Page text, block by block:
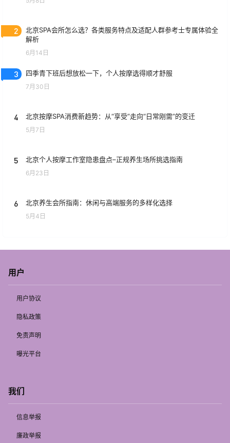
2
北京SPA会所怎么选？各类服务特点及适配人群参考士专属体验全
解析
6月14日
3 四季青下班后想放松一下，个人按摩选得顺才舒服
7月30日
4 北京按摩SPA消费新趋势：从“享受”走向“日常刚需”的变迁
5月7日
5 北京个人按摩工作室隐患盘点–正规养生场所挑选指南
6月23日
6 北京养生会所指南：休闲与高端服务的多样化选择
5月4日
用户
用户协议
隐私政策
免责声明
曝光平台
我们
信息举报
廉政举报